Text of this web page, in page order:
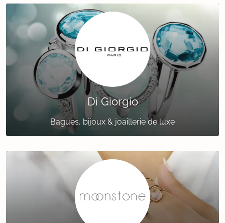
Di Giorgio
Bagues, bijoux & joaillerie de luxe